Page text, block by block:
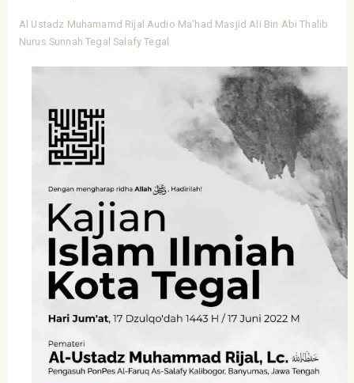
Al Ustadz Muhamamd Rijal Audio Ma'had Masjid Ali Bin Abi Thalib
Nurus Sunnah Tegal Salafy Tegal